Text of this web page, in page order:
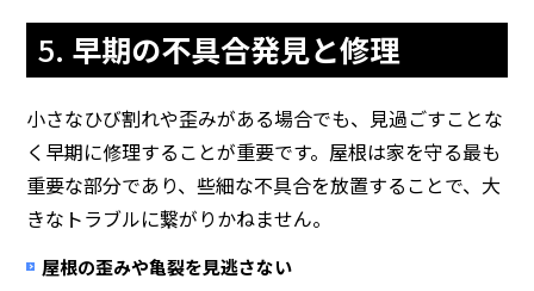
5. 早期の不具合発見と修理
小さなひび割れや歪みがある場合でも、見過ごすことな
く早期に修理することが重要です。屋根は家を守る最も
重要な部分であり、些細な不具合を放置することで、大
きなトラブルに繋がりかねません。
屋根の歪みや亀裂を見逃さない